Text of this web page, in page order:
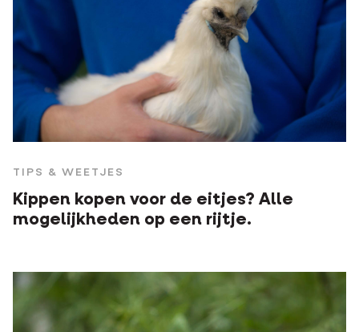
TIPS & WEETJES
Kippen kopen voor de eitjes? Alle
mogelijkheden op een rijtje.